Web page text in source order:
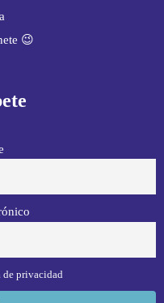
😉
privacidad